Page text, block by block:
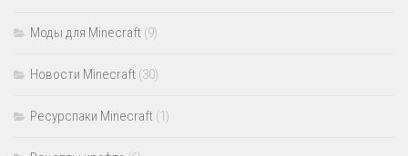
Моды для Minecraft (9)
Новости Minecraft (30)
Ресурспаки Minecraft (1)